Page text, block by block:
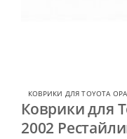
КОВРИКИ ДЛЯ TOYOTA OPA
Коврики для
2002